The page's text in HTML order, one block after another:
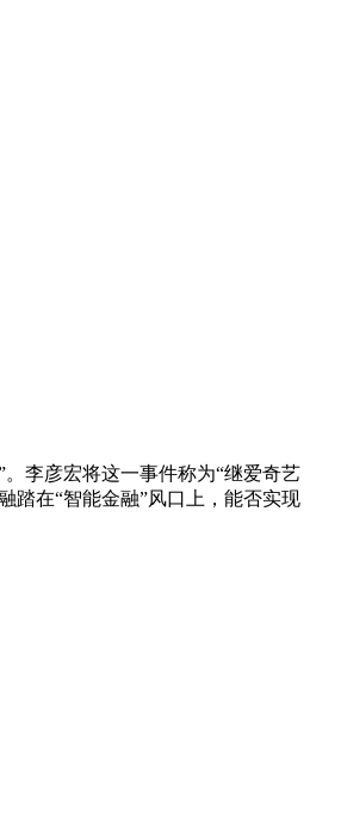
李彦宏将这一事件称为“继爱奇艺
踏在“智能金融”风口上，能否实现